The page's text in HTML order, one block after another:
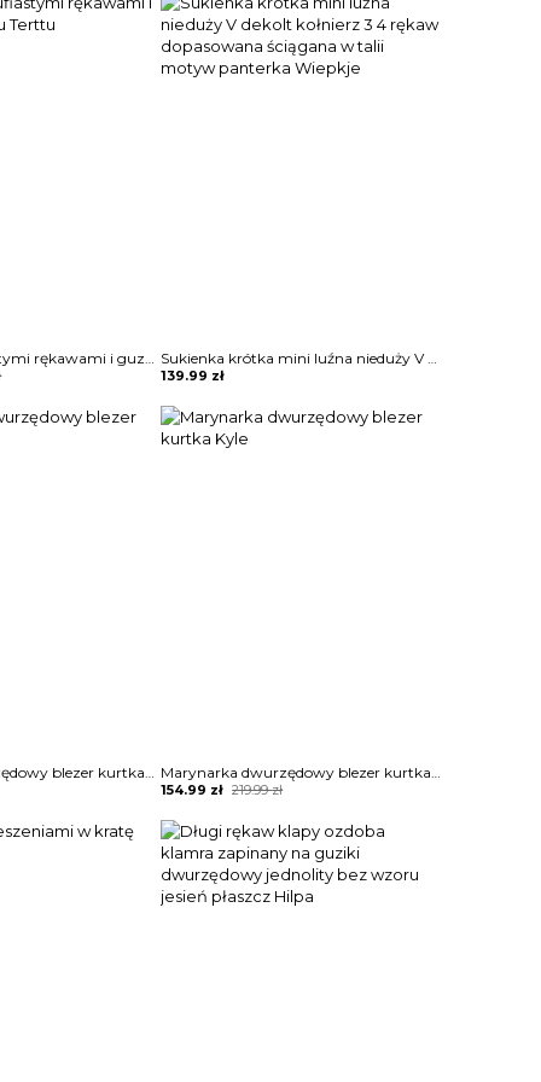
269.99 zł.
169.99 zł.
Sukienka z bufiastymi rękawami i guzikami przodu Terttu Sukienka krótka mini luźna nieduży V dekolt kołnierz 3 4 rękaw dopasowana ściągana w talii motyw panterka Wiepkje
139.99 zł
Marynarka dwurzędowy blezer kurtka Kyle Marynarka dwurzędowy blezer kurtka Kyle
219.99zł
Original
was:
219.99 zł.
154.99 zł
Current
is:
154.99 zł.